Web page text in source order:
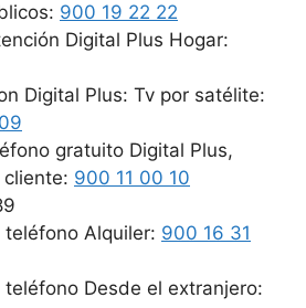
900 19 22 22
Digital Plus Hogar:
Digital Plus: Tv por satélite:
gratuito Digital Plus,
900 11 00 10
teléfono Alquiler: 900 16 31
teléfono Desde el extranjero: